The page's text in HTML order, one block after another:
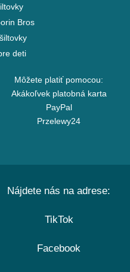
Bros
deti
Môžete platiť pomocou:
Akákoľvek platobná karta
PayPal
Przelewy24
Nájdete nás na adrese:
TikTok
Facebook